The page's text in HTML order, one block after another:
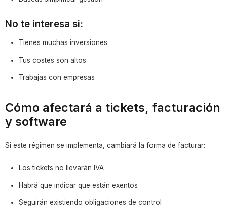
No te interesa si:
Tienes muchas inversiones
Tus costes son altos
Trabajas con empresas
Cómo afectará a tickets, facturación
y software
Si este régimen se implementa, cambiará la forma de facturar:
Los tickets no llevarán IVA
Habrá que indicar que están exentos
Seguirán existiendo obligaciones de control